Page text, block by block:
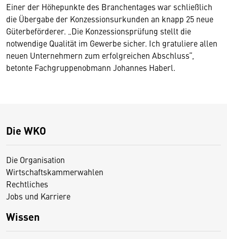
Einer der Höhepunkte des Branchentages war schließlich
die Übergabe der Konzessionsurkunden an knapp 25 neue
Güterbeförderer. „Die Konzessionsprüfung stellt die
notwendige Qualität im Gewerbe sicher. Ich gratuliere allen
neuen Unternehmern zum erfolgreichen Abschluss“,
betonte Fachgruppenobmann Johannes Haberl.
Die WKO
Die Organisation
Wirtschaftskammerwahlen
Rechtliches
Jobs und Karriere
Wissen